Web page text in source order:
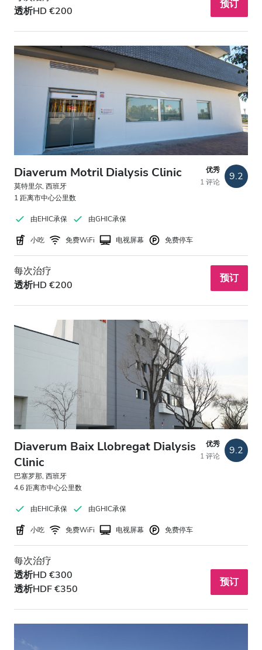
透析HD €200
预订
Diaverum Motril Dialysis Clinic
莫特里尔, 西班牙
1 距离市中心公里数
优秀
1 评论
9.2
由EHIC承保 由GHIC承保
小吃 免费WiFi 电视屏幕 免费停车
每次治疗
透析HD €200
预订
Diaverum Baix Llobregat Dialysis
Clinic
巴塞罗那, 西班牙
4.6 距离市中心公里数
优秀
1 评论
9.2
由EHIC承保 由GHIC承保
小吃 免费WiFi 电视屏幕 免费停车
每次治疗
透析HD €300
透析HDF €350
预订